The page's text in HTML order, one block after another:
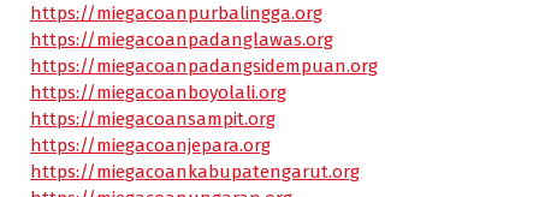
https://miegacoanpurbalingga.org
https://miegacoanpadanglawas.org
https://miegacoanpadangsidempuan.org
https://miegacoanboyolali.org
https://miegacoansampit.org
https://miegacoanjepara.org
https://miegacoankabupatengarut.org